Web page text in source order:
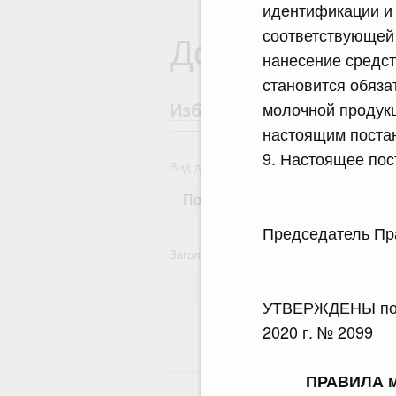
идентификации
нанесение
становится
молочной
настоящим
9. Настоящее
УТВЕРЖДЕНЫ
2020 г. № 2099
ПРАВИЛА
Документы
Избранные документы
Вид документа
Заголовок или текст документа